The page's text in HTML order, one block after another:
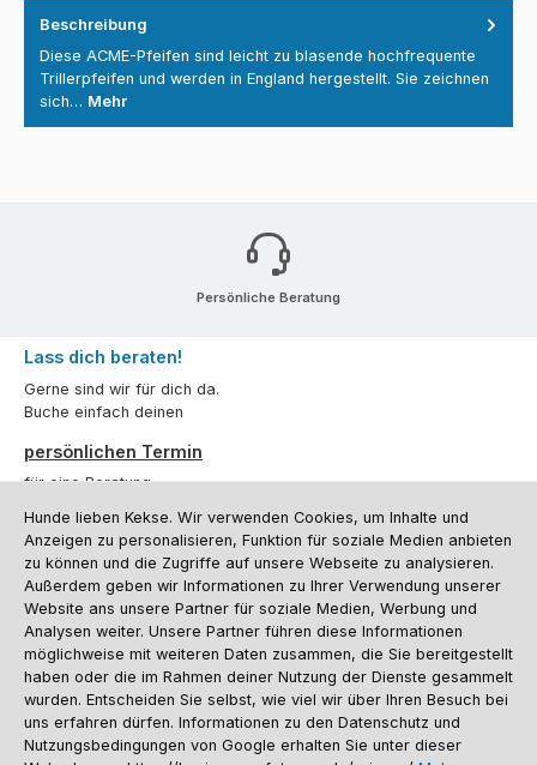
Beschreibung
Diese ACME-Pfeifen sind leicht zu blasende hochfrequente
Trillerpfeifen und werden in England hergestellt. Sie zeichnen
sich… Mehr
Persönliche Beratung
Lass dich beraten!
Gerne sind wir für dich da.
Buche einfach deinen
persönlichen Termin
für eine Beratung.
Oder über unserKontaktformular.
Vertrag widerrufen
Kundenservice
Informationen
Social Media und Kontakt
Hunde lieben Kekse. Wir verwenden Cookies, um Inhalte und
Anzeigen zu personalisieren, Funktion für soziale Medien anbieten
zu können und die Zugriffe auf unsere Webseite zu analysieren.
Außerdem geben wir Informationen zu Ihrer Verwendung unserer
Website ans unsere Partner für soziale Medien, Werbung und
Analysen weiter. Unsere Partner führen diese Informationen
möglichweise mit weiteren Daten zusammen, die Sie bereitgestellt
haben oder die im Rahmen deiner Nutzung der Dienste gesammelt
wurden. Entscheiden Sie selbst, wie viel wir über Ihren Besuch bei
uns erfahren dürfen. Informationen zu den Datenschutz und
Nutzungsbedingungen von Google erhalten Sie unter dieser